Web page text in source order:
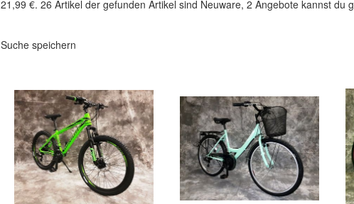
21,99 €. 26 Artikel der gefunden Artikel sind Neuware, 2 Angebote kannst du
Suche speichern